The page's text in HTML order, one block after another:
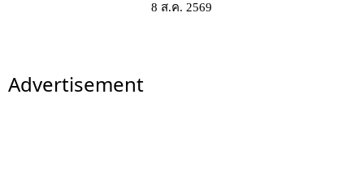
8 ส.ค. 2569
Advertisement